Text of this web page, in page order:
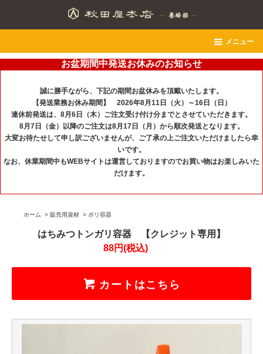
メニュー
お盆期間中発送お休みのお知らせ
誠に勝手ながら、下記の期間お盆休みを頂戴いたします。
【発送業務お休み期間】 2026年8月11日（火）～16日（日）
連休前発送は、8月6日（木）ご注文受け付け分までとさせていただきます。
8月7日（金）以降のご注文は8月17日（月）から順次発送となります。
大変お待たせして申し訳ございませんが、ご了承の上ご注文いただけましたら幸
いです。
なお、休業期間中もWEBサイトは運営しておりますのでお買い物はお楽しみいた
だけます。
ホーム > 販売用資材 > ポリ容器
はちみつトンガリ容器 【クレジット専用】
88円(税込)
カートはこちら